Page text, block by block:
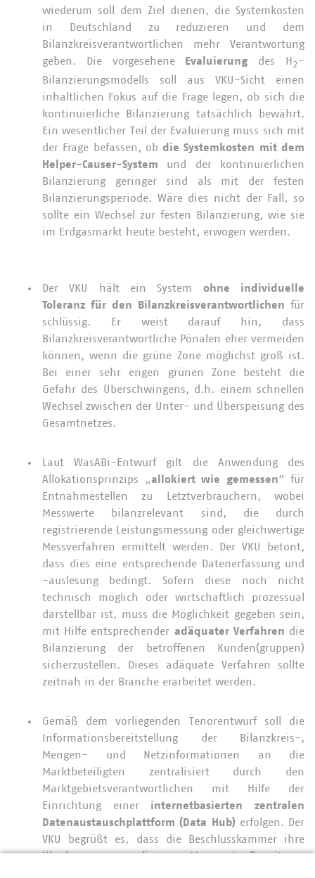
wiederum soll dem Ziel dienen, die Systemkosten
in Deutschland zu reduzieren und dem
Bilanzkreisverantwortlichen mehr Verantwortung
geben. Die vorgesehene
Evaluierung des H 2 -
Bilanzierungsmodells soll aus VKU-Sicht einen
inhaltlichen Fokus auf die Frage legen, ob sich die
kontinuierliche Bilanzierung tatsächlich bewährt.
Ein wesentlicher Teil der Evaluierung muss sich mit
der Frage befassen, ob die Systemkosten mit dem
Helper-Causer-System und der kontinuierlichen
Bilanzierung geringer sind als mit der festen
Bilanzierungsperiode. Wäre dies nicht der Fall, so
sollte ein Wechsel zur festen Bilanzierung, wie sie
im Erdgasmarkt heute besteht, erwogen werden.
Der VKU hält ein System ohne individuelle
Toleranz für den Bilanzkreisverantwortlichen für
schlüssig. Er weist darauf hin, dass
Bilanzkreisverantwortliche Pönalen eher vermeiden
können, wenn die grüne Zone möglichst groß ist.
Bei einer sehr engen grünen Zone besteht die
Gefahr des Überschwingens, d.h. einem schnellen
Wechsel zwischen der Unter- und Überspeisung des
Gesamtnetzes.
Laut WasABi-Entwurf gilt die Anwendung des
Allokationsprinzips „allokiert wie gemessen“ für
Entnahmestellen zu Letztverbrauchern, wobei
Messwerte bilanzrelevant sind, die durch
registrierende Leistungsmessung oder gleichwertige
Messverfahren ermittelt werden. Der VKU betont,
dass dies eine entsprechende Datenerfassung und
-auslesung bedingt. Sofern diese noch nicht
technisch möglich oder wirtschaftlich prozessual
darstellbar ist, muss die Möglichkeit gegeben sein,
mit Hilfe entsprechender adäquater Verfahren die
Bilanzierung der betroffenen Kunden(gruppen)
sicherzustellen. Dieses adäquate Verfahren sollte
zeitnah in der Branche erarbeitet werden.
Gemäß dem vorliegenden Tenorentwurf soll die
Informationsbereitstellung der Bilanzkreis-,
Mengen- und Netzinformationen an die
Marktbeteiligten zentralisiert durch den
Marktgebietsverantwortlichen mit Hilfe der
Einrichtung einer internetbasierten zentralen
Datenaustauschplattform (Data Hub) erfolgen. Der
VKU begrüßt es, dass die Beschlusskammer ihre
Überlegung, die Messwertaufbereitung,